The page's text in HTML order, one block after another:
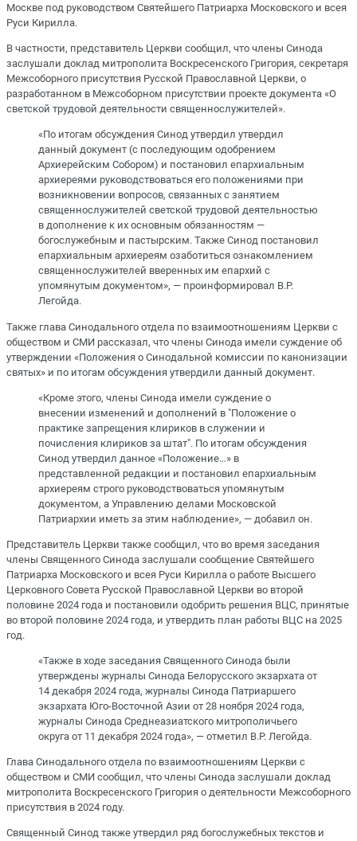
Москве под руководством Святейшего Патриарха Московского и всея
Руси Кирилла.
В частности, представитель Церкви сообщил, что члены Синода
заслушали доклад митрополита Воскресенского Григория, секретаря
Межсоборного присутствия Русской Православной Церкви, о
разработанном в Межсоборном присутствии проекте документа «О
светской трудовой деятельности священнослужителей».
«По итогам обсуждения Синод утвердил утвердил
данный документ (с последующим одобрением
Архиерейским Собором) и постановил епархиальным
архиереями руководствоваться его положениями при
возникновении вопросов, связанных с занятием
священнослужителей светской трудовой деятельностью
в дополнение к их основным обязанностям —
богослужебным и пастырским. Также Синод постановил
епархиальным архиереям озаботиться ознакомлением
священнослужителей вверенных им епархий с
упомянутым документом», — проинформировал В.Р.
Легойда.
Также глава Синодального отдела по взаимоотношениям Церкви с
обществом и СМИ рассказал, что члены Синода имели суждение об
утверждении «Положения о Синодальной комиссии по канонизации
святых» и по итогам обсуждения утвердили данный документ.
«Кроме этого, члены Синода имели суждение о
внесении изменений и дополнений в "Положение о
практике запрещения клириков в служении и
почисления клириков за штат". По итогам обсуждения
Синод утвердил данное «Положение…» в
представленной редакции и постановил епархиальным
архиереям строго руководствоваться упомянутым
документом, а Управлению делами Московской
Патриархии иметь за этим наблюдение», — добавил он.
Представитель Церкви также сообщил, что во время заседания
члены Священного Синода заслушали сообщение Святейшего
Патриарха Московского и всея Руси Кирилла о работе Высшего
Церковного Совета Русской Православной Церкви во второй
половине 2024 года и постановили одобрить решения ВЦС, принятые
во второй половине 2024 года, и утвердить план работы ВЦС на 2025
год.
«Также в ходе заседания Священного Синода были
утверждены журналы Синода Белорусского экзархата от
14 декабря 2024 года, журналы Синода Патриаршего
экзархата Юго-Восточной Азии от 28 ноября 2024 года,
журналы Синода Среднеазиатского митрополичьего
округа от 11 декабря 2024 года», — отметил В.Р. Легойда.
Глава Синодального отдела по взаимоотношениям Церкви с
обществом и СМИ сообщил, что члены Синода заслушали доклад
митрополита Воскресенского Григория о деятельности Межсоборного
присутствия в 2024 году.
Священный Синод также утвердил ряд богослужебных текстов и